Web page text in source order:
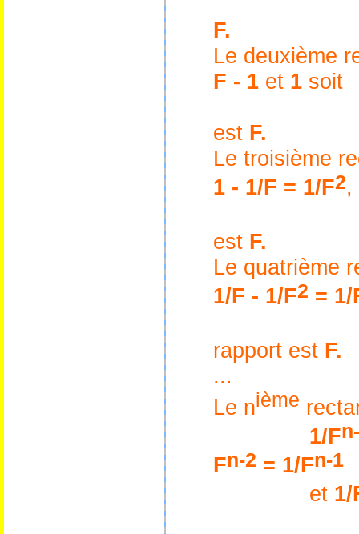
F.
Le deuxième
F - 1 et 1 soit
est F.
Le troisième
1 - 1/F = 1/F2,
est F.
Le quatrième
1/F - 1/F2 = 1/
rapport est F.
...
Le nième
1/F
Fn-2 = 1/Fn-1
et 1/